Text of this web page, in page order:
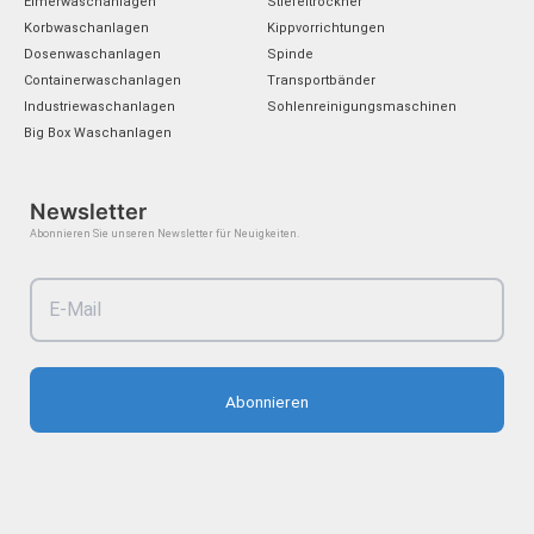
a
Korbwaschanlagen
Dosenwaschanlagen
Containerwaschanlagen
Industriewaschanlagen
Big Box Waschanlagen
Kippvorrichtungen
Spinde
Transportbänder
Sohlenreinigungsmaschinen
Newsletter
Abonnieren Sie unseren Newsletter für Neuigkeiten.
Abonnieren